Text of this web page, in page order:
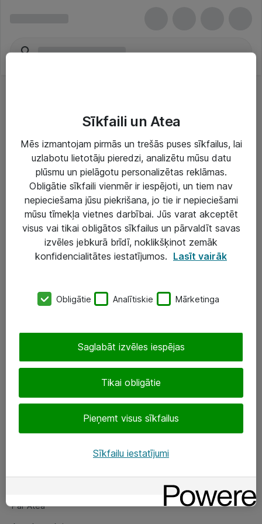
Risinājumi & Pakalpojumi
IT serviss un atbalsts
IT infrastruktūra
Darba vietu IT risinājumi
Serveri un datu centri
SIA „ATEA”
eShop@atea.lv
Sekojiet mums
Par Atea
Par Atea
Sīkfaili un Atea
Mēs izmantojam pirmās un trešās puses sīkfailus, lai
uzlabotu lietotāju pieredzi, analizētu mūsu datu
plūsmu un pielāgotu personalizētas reklāmas.
Obligātie sīkfaili vienmēr ir iespējoti, un tiem nav
nepieciešama jūsu piekrišana, jo tie ir nepieciešami
mūsu tīmekļa vietnes darbībai. Jūs varat akceptēt
visus vai tikai obligātos sīkfailus un pārvaldīt savas
izvēles jebkurā brīdī, noklikšķinot zemāk
konfidencialitātes iestatījumos. Lasīt vairāk
Obligātie Analītiskie Mārketinga
Tikai obligātie
Pieņemt visus sīkfailus
Saglabāt izvēles iespējas
Sīkfailu iestatījumi